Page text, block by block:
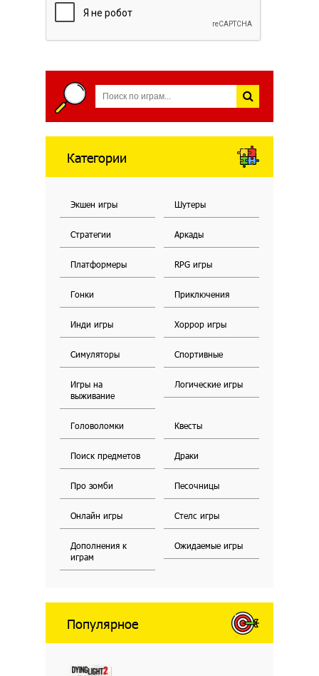
Категории
Экшен игры Шутеры
Стратегии Аркады
Платформеры RPG игры
Гонки Приключения
Инди игры Хоррор игры
Симуляторы Спортивные
Игры на
выживание
Логические игры
Головоломки Квесты
Поиск предметов Драки
Про зомби Песочницы
Онлайн игры Стелс игры
Дополнения к
играм
Ожидаемые игры
Популярное